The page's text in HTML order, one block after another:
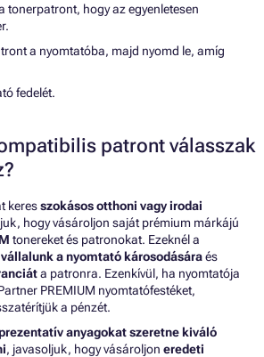
tonerpatront, hogy az egyenletesen
a nyomtatóba, majd nyomd le, amíg
fedelét.
patront válasszak
keresszokásos otthoni vagy irodai
hogy vásároljon saját prémium márkájú
tonereket és patronokat. Ezeknél a
a nyomtató károsodásáraés
a patronra. Ezenkívül, ha nyomtatója
PREMIUM nyomtatófestéket,
a pénzét.
anyagokat szeretne kiváló
, javasoljuk, hogy vásároljon eredeti